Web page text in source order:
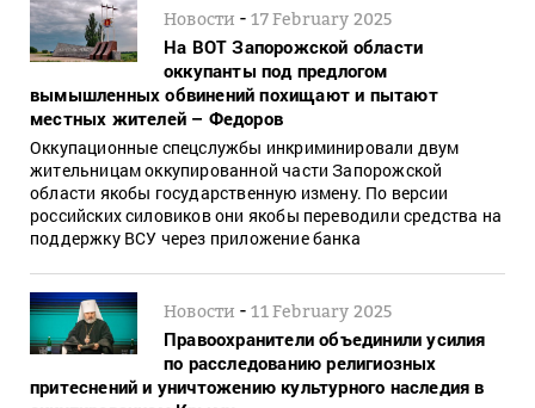
Новости -17 February 2025
На ВОТ Запорожской области
оккупанты под предлогом
вымышленных обвинений похищают и пытают
местных жителей – Федоров
Оккупационные спецслужбы инкриминировали двум
жительницам оккупированной части Запорожской
области якобы государственную измену. По версии
российских силовиков они якобы переводили средства на
поддержку ВСУ через приложение банка
Новости -11 February 2025
Правоохранители объединили усилия
по расследованию религиозных
притеснений и уничтожению культурного наследия в